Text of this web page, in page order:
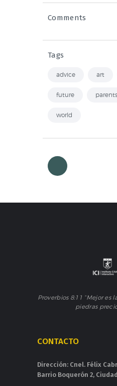
Comments
Tags
advice art
future parents
world
Proverbios 8:11 “Mejor es
piedras
CONTACTO
Dirección: Cnel. Félix
Barrio Boquerón 2,